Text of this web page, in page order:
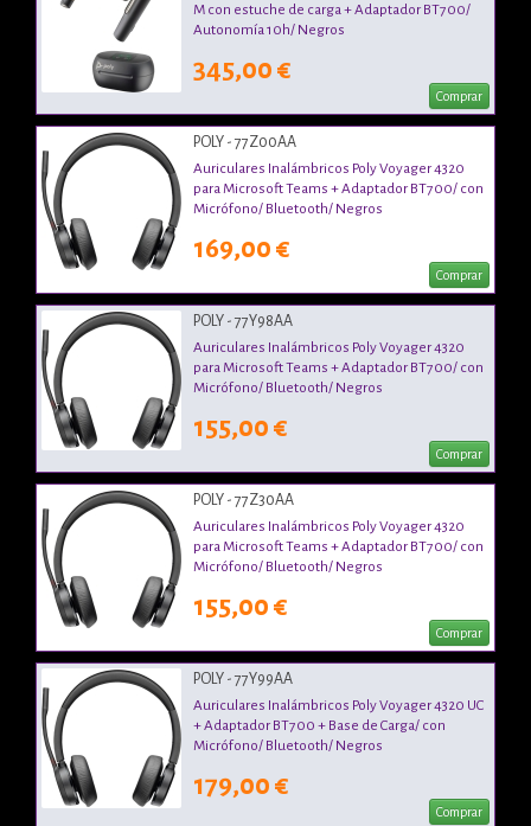
M con estuche de carga + Adaptador BT700/
Autonomía 10h/ Negros
345,00 €
Comprar
POLY - 77Z00AA
Auriculares Inalámbricos Poly Voyager 4320
para Microsoft Teams + Adaptador BT700/ con
Micrófono/ Bluetooth/ Negros
169,00 €
Comprar
POLY - 77Y98AA
Auriculares Inalámbricos Poly Voyager 4320
para Microsoft Teams + Adaptador BT700/ con
Micrófono/ Bluetooth/ Negros
155,00 €
Comprar
POLY - 77Z30AA
Auriculares Inalámbricos Poly Voyager 4320
para Microsoft Teams + Adaptador BT700/ con
Micrófono/ Bluetooth/ Negros
155,00 €
Comprar
POLY - 77Y99AA
Auriculares Inalámbricos Poly Voyager 4320 UC
+ Adaptador BT700 + Base de Carga/ con
Micrófono/ Bluetooth/ Negros
179,00 €
Comprar